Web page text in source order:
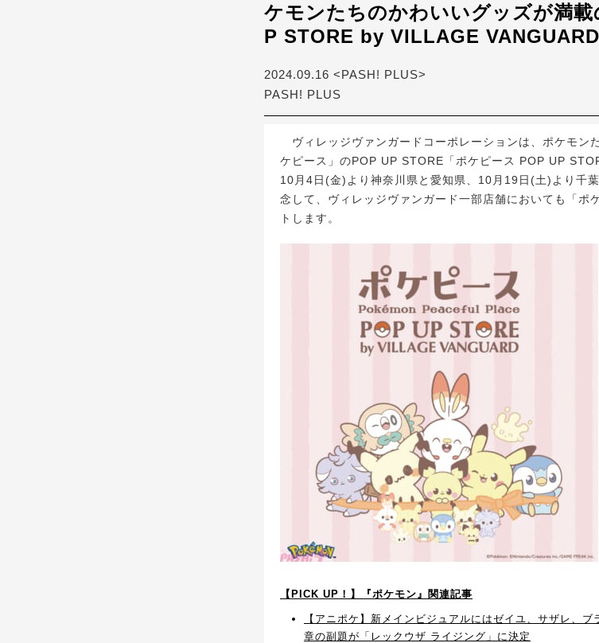
ケモンたちのかわいいグッズが満
P STORE by VILLAGE
2024.09.16 <PASH! PLUS>
PASH! PLUS
ヴィレッジヴァンガードコーポレーションは、ポケモン
ケピース」のPOP UP STORE「ポケピース POP UP
10月4日(金)より神奈川県と愛知県、10月19日(土)より千
念して、ヴィレッジヴァンガード一部店舗においても「ポ
トします。
【PICK UP！】『ポケモン』関連記事
【アニポケ】新メインビジュアルにはゼイユ、サザレ、
章の副題が「レックウザ ライジング」に決定